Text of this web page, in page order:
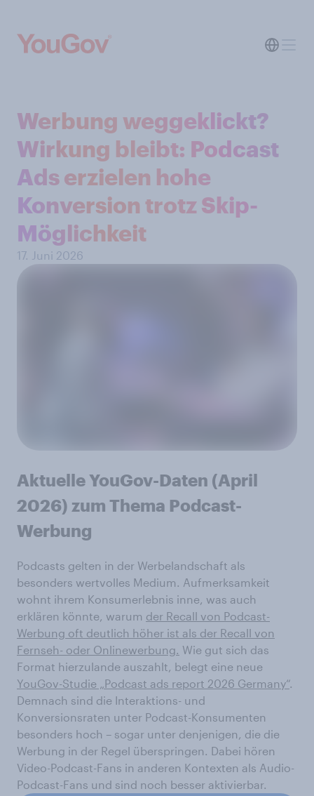
Werbung weggeklickt?
Wirkung bleibt: Podcast
Ads erzielen hohe
Konversion trotz Skip-
Möglichkeit
17. Juni 2026
Aktuelle YouGov-Daten (April
2026) zum Thema Podcast-
Werbung
Podcasts gelten in der Werbelandschaft als
besonders wertvolles Medium. Aufmerksamkeit
wohnt ihrem Konsumerlebnis inne, was auch
erklären könnte, warum der Recall von Podcast-
Werbung oft deutlich höher ist als der Recall von
Fernseh- oder Onlinewerbung. Wie gut sich das
Format hierzulande auszahlt, belegt eine neue
YouGov-Studie „Podcast ads report 2026 Germany“.
Demnach sind die Interaktions- und
Konversionsraten unter Podcast-Konsumenten
besonders hoch – sogar unter denjenigen, die die
Werbung in der Regel überspringen. Dabei hören
Video-Podcast-Fans in anderen Kontexten als Audio-
Podcast-Fans und sind noch besser aktivierbar.